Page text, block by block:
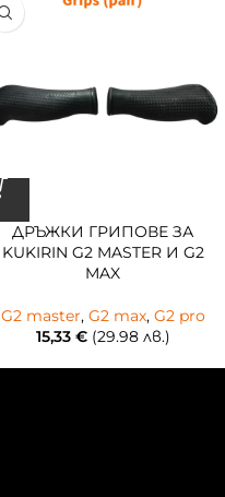
ДРЪЖКИ ГРИПОВЕ ЗА
KUKIRIN G2 MASTER И G2
MAX
G2 master, G2 max, G2 pro
15,33 € (29.98 лв.)